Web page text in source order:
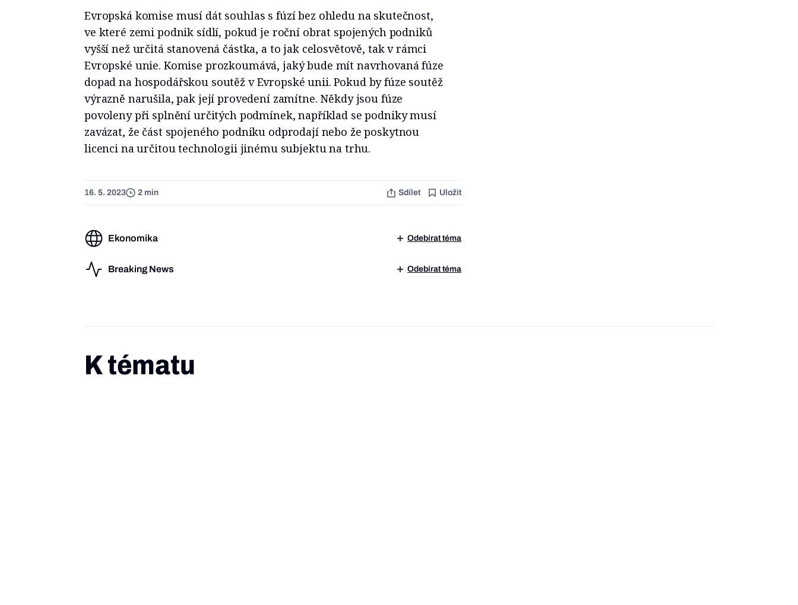
Evropská komise musí dát souhlas s fúzí bez ohledu na skutečnost,
ve které zemi podnik sídlí, pokud je roční obrat spojených podniků
vyšší než určitá stanovená částka, a to jak celosvětově, tak v rámci
Evropské unie. Komise prozkoumává, jaký bude mít navrhovaná fúze
dopad na hospodářskou soutěž v Evropské unii. Pokud by fúze soutěž
výrazně narušila, pak její provedení zamítne. Někdy jsou fúze
povoleny při splnění určitých podmínek, například se podniky musí
zavázat, že část spojeného podniku odprodají nebo že poskytnou
licenci na určitou technologii jinému subjektu na trhu.
16. 5. 2023 2 min Sdílet Uložit
Ekonomika Odebírat téma
Breaking News Odebírat téma
K tématu